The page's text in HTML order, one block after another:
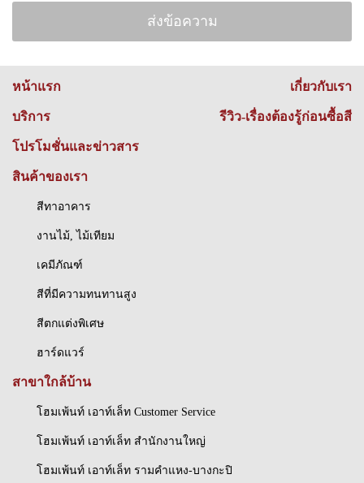
หน้าแรก
บริการ
โปรโมชั่นและข่าวสาร
เกี่ยวกับเรา
รีวิว-เรื่องต้องรู้ก่อนซื้อสี
สินค้าของเรา
สีทาอาคาร
งานไม้, ไม้เทียม
เคมีภัณฑ์
สีที่มีความทนทานสูง
สีตกแต่งพิเศษ
ฮาร์ดแวร์
สาขาใกล้บ้าน
โฮมเพ้นท์ เอาท์เล็ท Customer Service
โฮมเพ้นท์ เอาท์เล็ท สำนักงานใหญ่
โฮมเพ้นท์ เอาท์เล็ท รามคำแหง-บางกะปิ